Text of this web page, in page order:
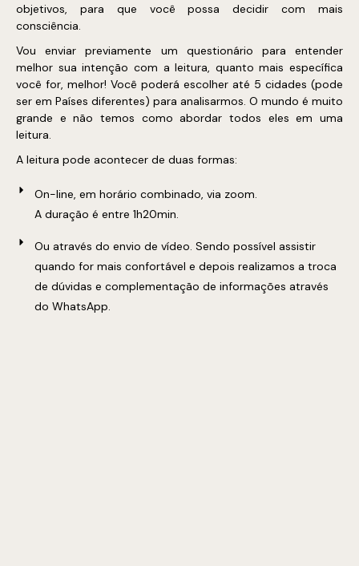
objetivos, para que você possa decidir com mais
consciência.
Vou enviar previamente um questionário para entender
melhor sua intenção com a leitura, quanto mais específica
você for, melhor! Você poderá escolher até 5 cidades (pode
ser em Países diferentes) para analisarmos. O mundo é muito
grande e não temos como abordar todos eles em uma
leitura.
A leitura pode acontecer de duas formas:
On-line, em horário combinado, via zoom.
A duração é entre 1h20min.
Ou através do envio de vídeo. Sendo possível assistir
quando for mais confortável e depois realizamos a troca
de dúvidas e complementação de informações através
do WhatsApp.